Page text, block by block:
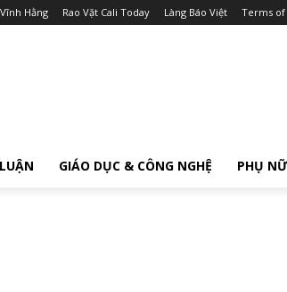
Hằng Rao Vặt Cali Today Làng Báo Việt Terms of
GIÁO DỤC & CÔNG NGHỆ PHỤ NỮ